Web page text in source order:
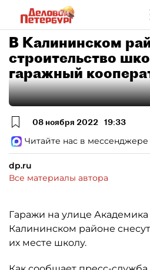
В Калининском
строительство
гаражный
08 ноября 2022 19:33
Читайте нас в мессенджере
dp.ru
Все материалы автора
Гаражи на улице
Калининском районе
их месте школу.